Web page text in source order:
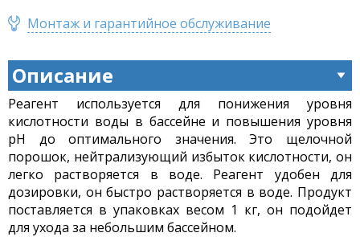
Монтаж и гарантийное обслуживание
Описание
Реагент используется для понижения уровня
кислотности воды в бассейне и повышения уровня
pH до оптимального значения. Это щелочной
порошок, нейтрализующий избыток кислотности, он
легко растворяется в воде. Реагент удобен для
дозировки, он быстро растворяется в воде. Продукт
поставляется в упаковках весом 1 кг, он подойдет
для ухода за небольшим бассейном.